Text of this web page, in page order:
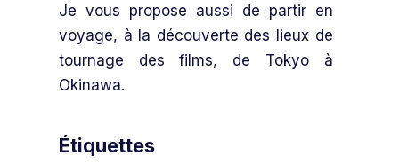
Je vous propose aussi de partir en
voyage, à la découverte des lieux de
tournage des films, de Tokyo à
Okinawa.
Étiquettes